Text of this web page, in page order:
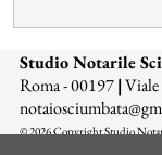
Studio Notarile
Roma - 00197|
n
© 2026 Copyright Studio